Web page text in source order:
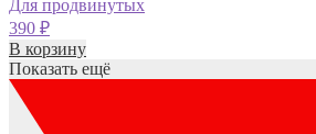
Для продвинутых
390 ₽
В корзину
Показать ещё